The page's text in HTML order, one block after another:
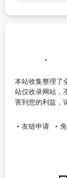
本站收集整理了
站仅收录网站，
害到您的利益，
友链申请